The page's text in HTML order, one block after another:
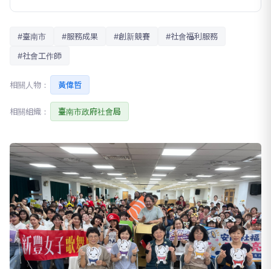
#臺南市 #服務成果 #創新競賽
#社會福利服務
#社會工作師
相關人物： 黃偉哲
相關組織： 臺南市政府社會局